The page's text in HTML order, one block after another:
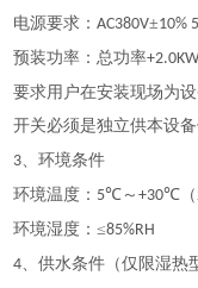
电源要求：AC380V±10%
预装功率：总功率
要求用户在安装现场为
开关必须是独立供本设
3、环境条件
环境温度： 5℃～+30℃（
环境湿度：≤85%RH
4、供水条件（仅限湿热